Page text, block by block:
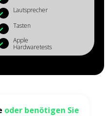
Lautsprecher
Tasten
Apple
Hardwaretests
oder benötigen Sie